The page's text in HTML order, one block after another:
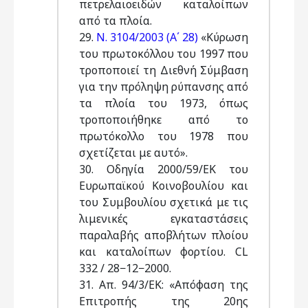
πετρελαιοειδών καταλοίπων
από τα πλοία.
29. Ν. 3104/2003 (Α΄ 28) «Κύρωση
του πρωτοκόλλου του 1997 που
τροποποιεί τη Διεθνή Σύμβαση
για την πρόληψη ρύπανσης από
τα πλοία του 1973, όπως
τροποποιήθηκε από το
πρωτόκολλο του 1978 που
σχετίζεται με αυτό».
30. Οδηγία 2000/59/ΕΚ του
Ευρωπαϊκού Kοινοβουλίου και
του Συμβουλίου σχετικά με τις
λιμενικές εγκαταστάσεις
παραλαβής αποβλήτων πλοίου
και καταλοίπων φορτίου. CL
332 / 28−12−2000.
31. Απ. 94/3/ΕΚ: «Απόφαση της
Επιτροπής της 20ης